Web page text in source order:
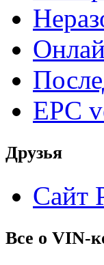
EPC
Друзья
Сайт
Все о VIN-